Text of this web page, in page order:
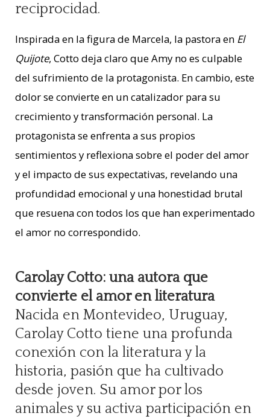
reciprocidad.
Inspirada en la figura de Marcela, la pastora en El
Quijote, Cotto deja claro que Amy no es culpable
del sufrimiento de la protagonista. En cambio, este
dolor se convierte en un catalizador para su
crecimiento y transformación personal. La
protagonista se enfrenta a sus propios
sentimientos y reflexiona sobre el poder del amor
y el impacto de sus expectativas, revelando una
profundidad emocional y una honestidad brutal
que resuena con todos los que han experimentado
el amor no correspondido.
Carolay Cotto: una autora que
convierte el amor en literatura
Nacida en Montevideo, Uruguay,
Carolay Cotto tiene una profunda
conexión con la literatura y la
historia, pasión que ha cultivado
desde joven. Su amor por los
animales y su activa participación en